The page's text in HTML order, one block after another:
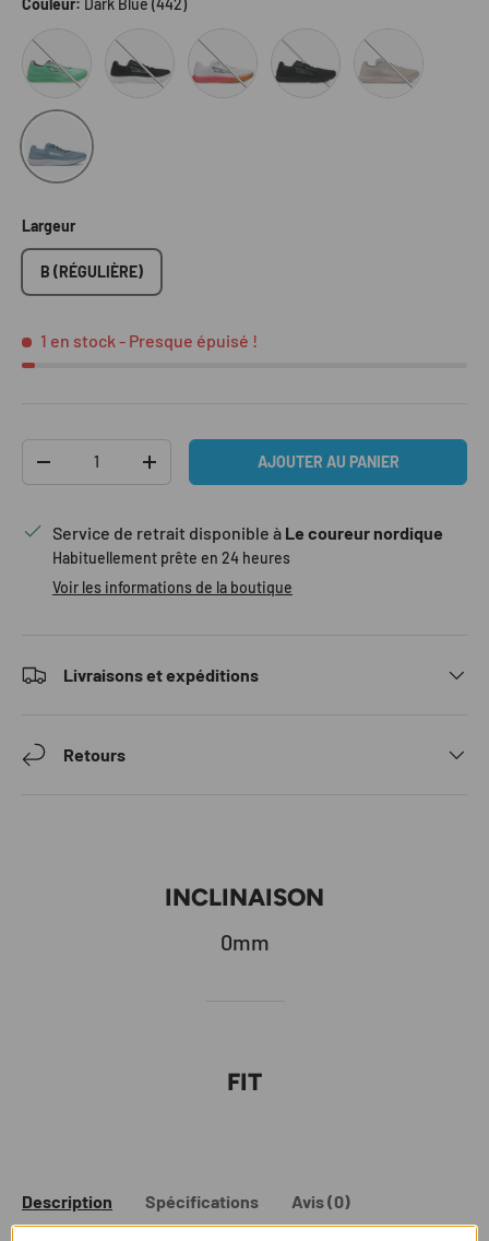
Couleur: Dark Blue (442)
342 Black (000) 108 Tan (922)
Dark Blue (442)
Largeur
B (RÉGULIÈRE)
1 en stock - Presque épuisé !
DIMINUER LA QUANTITÉAUGMENTER LA QUANTITÉAJOUTER AU PANIER
Service de retrait disponible à Le coureur nordique
Habituellement prête en 24 heures
Voir les informations de la boutique
Livraisons et expéditions
Retours
INCLINAISON
0mm
FIT
Description Spécifications Avis (0)